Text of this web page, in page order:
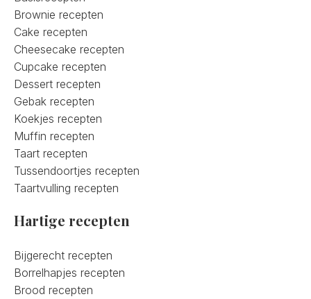
Brownie recepten
Cake recepten
Cheesecake recepten
Cupcake recepten
Dessert recepten
Gebak recepten
Koekjes recepten
Muffin recepten
Taart recepten
Tussendoortjes recepten
Taartvulling recepten
Hartige recepten
Bijgerecht recepten
Borrelhapjes recepten
Brood recepten